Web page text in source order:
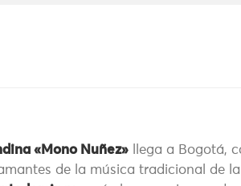
«Mono Nuñez» llega a Bogotá,
de la música tradicional de